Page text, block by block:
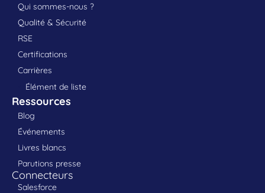
Qui sommes-nous ?
Qualité & Sécurité
RSE
Certifications
Carrières
Élément de liste
Ressources
Blog
Événements
Livres blancs
Parutions presse
Connecteurs
Salesforce